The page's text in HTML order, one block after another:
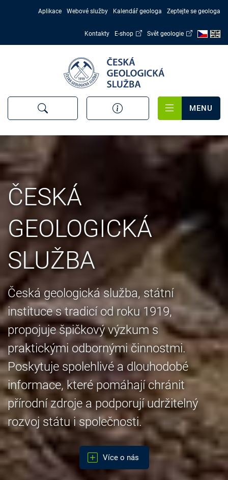
Aplikace Webové služby Kalendář geologa Zeptejte se geologa
Kontakty E-shop Svět geologie
MENU
ČESKÁ
GEOLOGICKÁ
SLUŽBA
Česká geologická služba, státní
instituce s tradicí od roku 1919,
propojuje špičkový výzkum s
praktickými odbornými činnostmi.
Poskytuje spolehlivé a dlouhodobé
informace, které pomáhají chránit
přírodní zdroje a podporují udržitelný
rozvoj státu i společnosti.
Více o nás